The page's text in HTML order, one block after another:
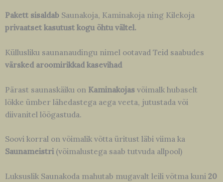
Luksuslik Saunakoda mahutab mugavalt leili võtma kuni 20
Pakett sisaldab Saunakoja, Kaminakoja ning Kilekoja
privaatset kasutust kogu õhtu vältel.
Küllusliku saunanaudingu nimel ootavad Teid saabudes
värsked aroomirikkad kasevihad
Pärast saunaskäiku on Kaminakojas võimalk hubaselt
lõkke ümber lähedastega aega veeta, jutustada või
diivanitel lõõgastuda.
Soovi korral on võimalik võtta üritust läbi viima ka
Saunameistri(võimalustega saab tutvuda allpool)